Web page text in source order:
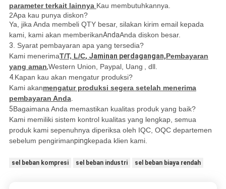
parameter terkait lainnya Kau membutuhkannya.
2Apa kau punya diskon?
Ya, jika Anda membeli QTY besar, silakan kirim email kepada
kami, kami akan memberikanAndaAnda diskon besar.
3 . Syarat pembayaran apa yang tersedia?
Kami menerimaT/T, L/C, Jaminan perdagangan,Pembayaran
yang aman,Western Union, Paypal, Uang
, dll.
4. Kapan kau akan mengatur produksi?
Kami akanmengatur produksi segera setelah menerima
pembayaran Anda.
5Bagaimana Anda memastikan kualitas produk yang baik?
Kami memiliki sistem kontrol kualitas yang lengkap, semua
produk kami sepenuhnya diperiksa oleh IQC, OQC departemen
sebelum pengirimanpingkepada klien kami.
sel beban kompresi sel beban industri sel beban biaya rendah